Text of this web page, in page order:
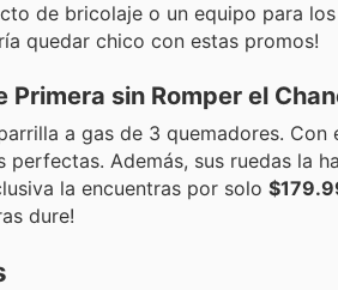
de bricolaje o un equipo para
quedar chico con estas promos!
Primera sin Romper el
a gas de 3 quemadores.
Además, sus ruedas la
la encuentras por solo
dure!